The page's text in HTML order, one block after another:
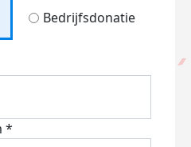
Bedrijfsdonatie
*